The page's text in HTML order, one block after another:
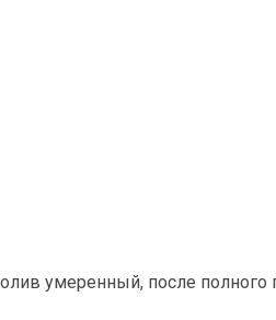
умеренный, после полного